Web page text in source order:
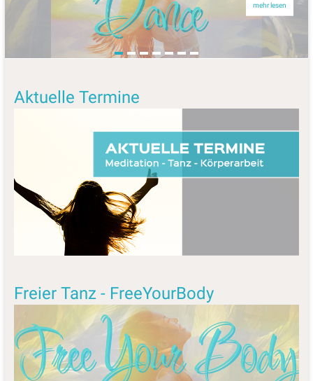
mehr lesen
Aktuelle Termine
Freier Tanz - FreeYourBody